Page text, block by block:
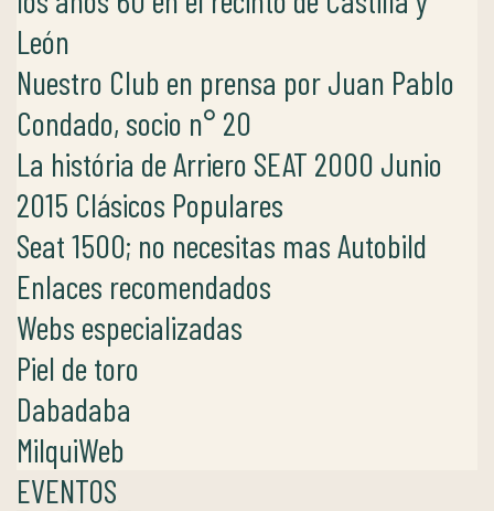
León
Nuestro Club en prensa por Juan Pablo
Condado, socio n° 20
La história de Arriero SEAT 2000 Junio
2015 Clásicos Populares
Seat 1500; no necesitas mas Autobild
Enlaces recomendados
Webs especializadas
Piel de toro
Dabadaba
MilquiWeb
EVENTOS